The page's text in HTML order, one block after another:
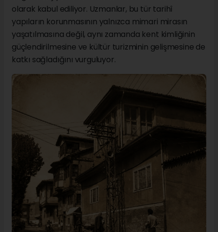
olarak kabul ediliyor. Uzmanlar, bu tür tarihî
yapıların korunmasının yalnızca mimari mirasın
yaşatılmasına değil, aynı zamanda kent kimliğinin
güçlendirilmesine ve kültür turizminin gelişmesine de
katkı sağladığını vurguluyor.